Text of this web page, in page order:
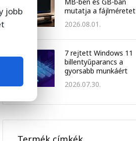
mutatja a fájlméretet
2026.08.01.
7 rejtett Windows 11
billentyűparancs a
gyorsabb munkáért
2026.07.30.
jobb